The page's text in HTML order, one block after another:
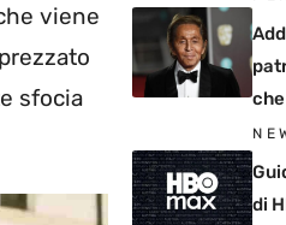
viene
sfocia
di